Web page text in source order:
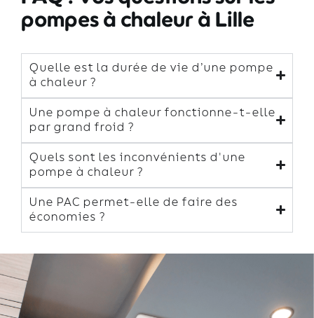
pompes à chaleur à Lille
Quelle est la durée de vie d’une pompe
à chaleur ?
Une pompe à chaleur fonctionne-t-elle
par grand froid ?
Quels sont les inconvénients d'une
pompe à chaleur ?
Une PAC permet-elle de faire des
économies ?